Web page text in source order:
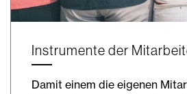
Instrumente der
Damit einem die eigenen